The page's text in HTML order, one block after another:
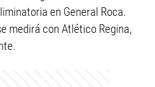
en General Roca.
medirá con Atlético Regina,